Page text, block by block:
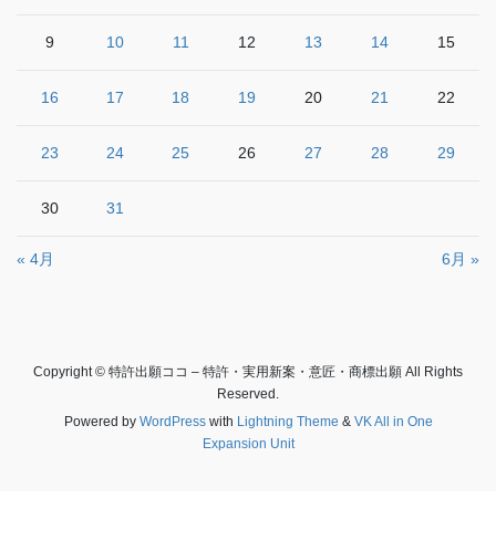
9 10 11 12 13 14 15
16 17 18 19 20 21 22
23 24 25 26 27 28 29
30 31
« 4月 6月 »
Copyright © 特許出願ココ – 特許・実用新案・意匠・商標出願 All Rights
Reserved.
Powered by WordPresswith Lightning Theme & VK All in One
Expansion Unit